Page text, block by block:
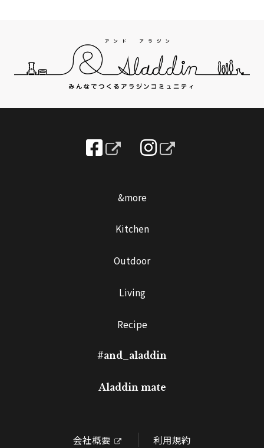
&more
Kitchen
Outdoor
Living
Recipe
#and_aladdin
Aladdin mate
会社概要 利用規約